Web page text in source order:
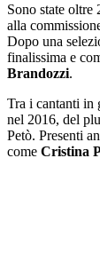
Sono state oltre
alla
Dopo una
finalissima e
Brandozzi.
Tra i cantanti in
nel 2016, del
Petò. Presenti
come Cristina